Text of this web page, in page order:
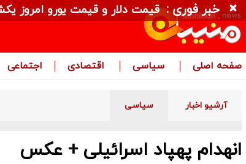
صفحه اصلی سیاسی اقتصادی اجتماعی
آرشیو اخبار سیاسی
انهدام پهپاد اسرائیلی + عکس
خبر فوری :قیمت دلار و قیمت یورو امروز یکشنبه ۱۸ مرداد